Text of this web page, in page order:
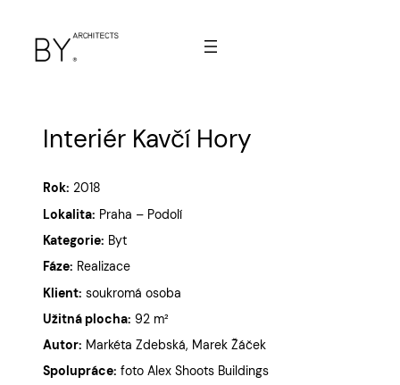
Interiér Kavčí Hory
Rok: 2018
Lokalita: Praha – Podolí
Kategorie: Byt
Fáze: Realizace
Klient: soukromá osoba
Užitná plocha: 92 m²
Autor: Markéta Zdebská, Marek Žáček
Spolupráce: foto Alex Shoots Buildings